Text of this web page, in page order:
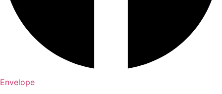
Envelope